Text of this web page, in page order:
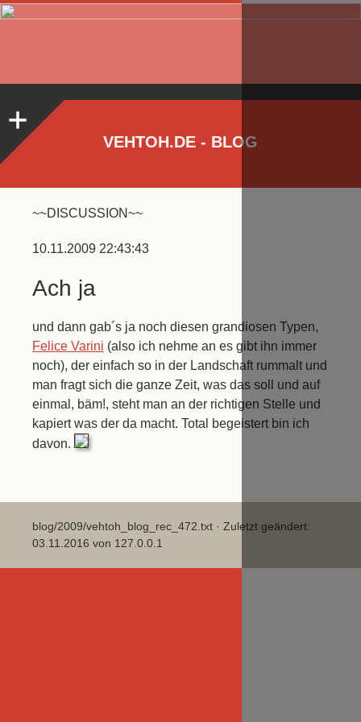
VEHTOH.DE - BLOG
~~DISCUSSION~~
10.11.2009 22:43:43
Ach ja
und dann gab´s ja noch diesen grandiosen Typen,
Felice Varini (also ich nehme an es gibt ihn immer
noch), der einfach so in der Landschaft rummalt und
man fragt sich die ganze Zeit, was das soll und auf
einmal, bäm!, steht man an der richtigen Stelle und
kapiert was der da macht. Total begeistert bin ich
davon.
blog/2009/vehtoh_blog_rec_472.txt · Zuletzt geändert:
03.11.2016 von 127.0.0.1